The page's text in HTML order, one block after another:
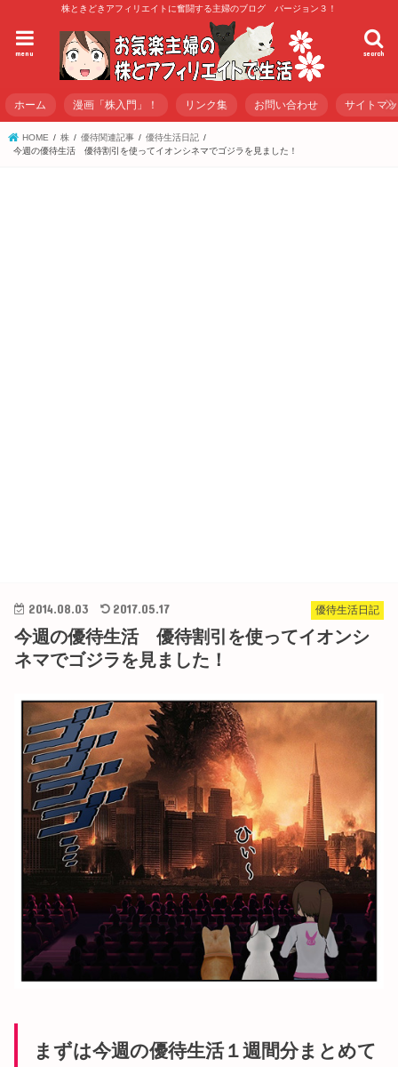
株ときどきアフィリエイトに奮闘する主婦のブログ バージョン３！
search
menu
ホーム 漫画「株入門」！ リンク集 お問い合わせ サイトマ
HOME 株 優待関連記事
優待生活日記
今週の優待生活 優待割引を使ってイオンシネマでゴジラを見ました！
優待生活日記
2014.08.03 2017.05.17
今週の優待生活 優待割引を使ってイオンシ
ネマでゴジラを見ました！
まずは今週の優待生活１週間分まとめて